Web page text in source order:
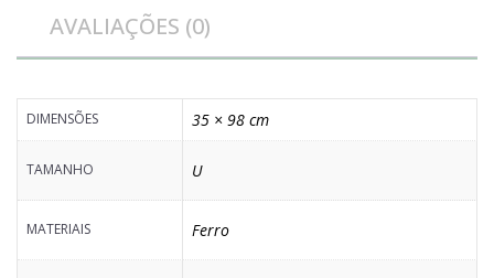
AVALIAÇÕES (0)
DIMENSÕES 35 × 98 cm
TAMANHO U
MATERIAIS Ferro